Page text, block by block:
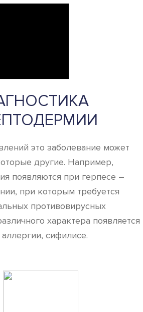
это заболевание может
другие. Например,
появляются при герпесе –
при которым требуется
противовирусных
характера появляется
сифилисе.